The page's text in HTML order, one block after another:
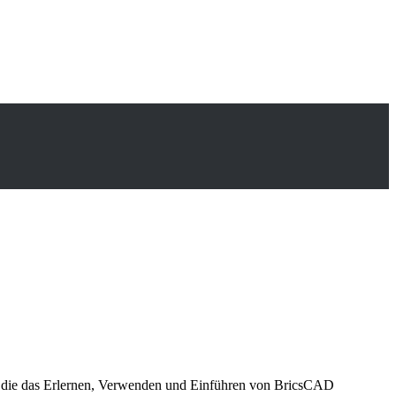
das Erlernen, Verwenden und Einführen von BricsCAD